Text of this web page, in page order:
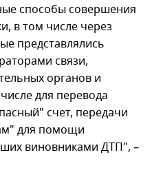
способы совершения
в том числе через
представлялись
связи,
органов и
для перевода
счет, передачи
для помощи
виновниками ДТП", –